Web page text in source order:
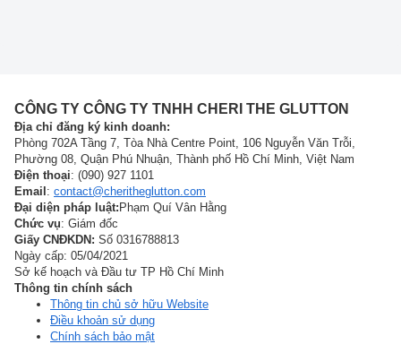
CÔNG TY CÔNG TY TNHH CHERI THE GLUTTON
Địa chỉ đăng ký kinh doanh:
Phòng 702A Tầng 7, Tòa Nhà Centre Point, 106 Nguyễn Văn Trỗi,
Phường 08, Quận Phú Nhuận, Thành phố Hồ Chí Minh, Việt Nam
Điện thoại: (090) 927 1101
Email : contact@cheritheglutton.com
Đại diện pháp luật: Phạm Quí Vân Hằng
Chức vụ: Giám đốc
Giấy CNĐKDN: Số 0316788813
Ngày cấp: 05/04/2021
Sở kế hoạch và Đầu tư TP Hồ Chí Minh
Thông tin chính sách
Thông tin chủ sở hữu Website
Điều khoản sử dụng
Chính sách bảo mật